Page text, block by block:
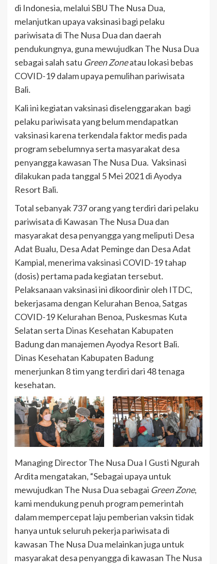
di Indonesia, melalui SBU The Nusa Dua,
melanjutkan upaya vaksinasi bagi pelaku
pariwisata di The Nusa Dua dan daerah
pendukungnya, guna mewujudkan The Nusa Dua
sebagai salah satu Green Zoneatau lokasi bebas
COVID-19 dalam upaya pemulihan pariwisata
Bali.
Kali ini kegiatan vaksinasi diselenggarakan bagi
pelaku pariwisata yang belum mendapatkan
vaksinasi karena terkendala faktor medis pada
program sebelumnya serta masyarakat desa
penyangga kawasan The Nusa Dua. Vaksinasi
dilakukan pada tanggal 5 Mei 2021 di Ayodya
Resort Bali.
Total sebanyak 737 orang yang terdiri dari pelaku
pariwisata di Kawasan The Nusa Dua dan
masyarakat desa penyangga yang meliputi Desa
Adat Bualu, Desa Adat Peminge dan Desa Adat
Kampial, menerima vaksinasi COVID-19 tahap
(dosis) pertama pada kegiatan tersebut.
Pelaksanaan vaksinasi ini dikoordinir oleh ITDC,
bekerjasama dengan Kelurahan Benoa, Satgas
COVID-19 Kelurahan Benoa, Puskesmas Kuta
Selatan serta Dinas Kesehatan Kabupaten
Badung dan manajemen Ayodya Resort Bali.
Dinas Kesehatan Kabupaten Badung
menerjunkan 8 tim yang terdiri dari 48 tenaga
kesehatan.
Managing Director The Nusa Dua I Gusti Ngurah
Ardita mengatakan, “Sebagai upaya untuk
mewujudkan The Nusa Dua sebagai Green Zone,
kami mendukung penuh program pemerintah
dalam mempercepat laju pemberian vaksin tidak
hanya untuk seluruh pekerja pariwisata di
kawasan The Nusa Dua melainkan juga untuk
masyarakat desa penyangga di kawasan The Nusa